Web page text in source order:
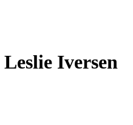
Leslie Iversen